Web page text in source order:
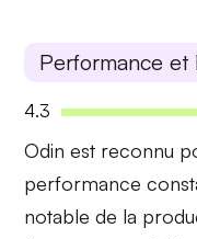
Performance et
4.3
Odin est reconnu
performance
notable de la